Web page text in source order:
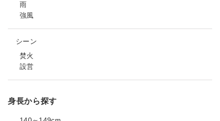
雨
強風
シーン
焚火
設営
身長から探す